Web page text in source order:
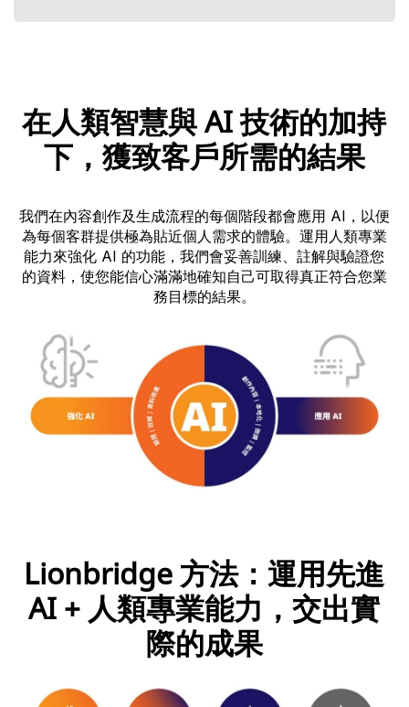
在人類智慧與 AI 技術的加持
下，獲致客戶所需的結果
我們在內容創作及生成流程的每個階段都會應用 AI，以便
為每個客群提供極為貼近個人需求的體驗。運用人類專業
能力來強化 AI 的功能，我們會妥善訓練、註解與驗證您
的資料，使您能信心滿滿地確知自己可取得真正符合您業
務目標的結果。
Lionbridge 方法：運用先進
AI + 人類專業能力，交出實
際的成果